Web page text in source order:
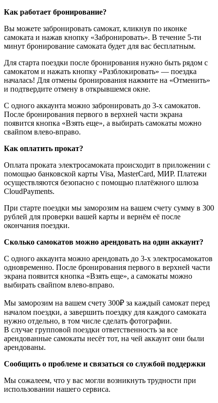
Как работает бронирование?
Вы можете забронировать самокат, кликнув по иконке
самоката и нажав кнопку «Забронировать». В течение 5-ти
минут бронирование самоката будет для вас бесплатным.
Для старта поездки после бронирования нужно быть рядом с
самокатом и нажать кнопку «Разблокировать» — поездка
началась! Для отмены бронирования нажмите на «Отменить»
и подтвердите отмену в открывшемся окне.
С одного аккаунта можно забронировать до 3-х самокатов.
После бронирования первого в верхней части экрана
появится кнопка «Взять еще», а выбирать самокаты можно
свайпом влево-вправо.
Как оплатить прокат?
Оплата проката электросамоката происходит в приложении с
помощью банковской карты Visa, MasterCard, МИР. Платежи
осуществляются безопасно с помощью платёжного шлюза
CloudPayments.
При старте поездки мы заморозим на вашем счету сумму в 300
рублей для проверки вашей карты и вернём её после
окончания поездки.
Сколько самокатов можно арендовать на один аккаунт?
С одного аккаунта можно арендовать до 3-х электросамокатов
одновременно. После бронирования первого в верхней части
экрана появится кнопка «Взять еще», а самокаты можно
выбирать свайпом влево-вправо.
Мы заморозим на вашем счету 300₽ за каждый самокат перед
началом поездки, а завершить поездку для каждого самоката
нужно отдельно, в том числе сделать фотографии.
В случае групповой поездки ответственность за все
арендованные самокаты несёт тот, на чей аккаунт они были
арендованы.
Сообщить о проблеме и связаться со службой поддержки
Мы сожалеем, что у вас могли возникнуть трудности при
использовании нашего сервиса.